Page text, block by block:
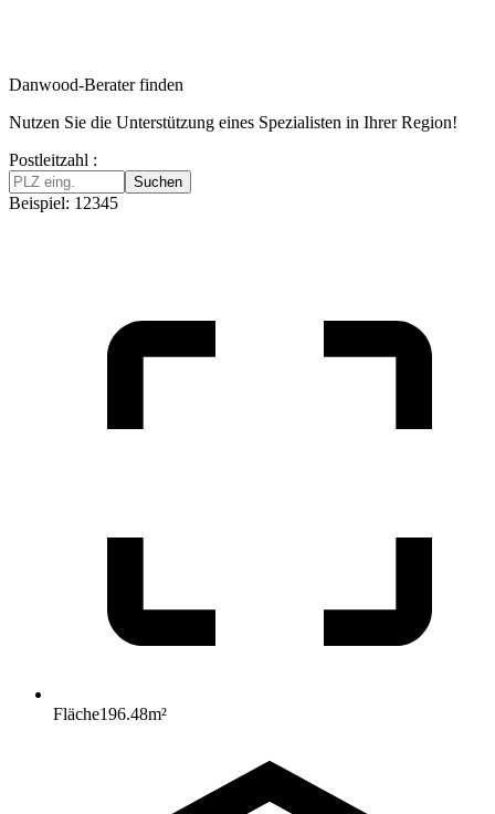
Danwood-Berater finden
Nutzen Sie die Unterstützung eines Spezialisten in Ihrer Region!
Postleitzahl :
Suchen
Beispiel: 12345
Fläche196.48m²